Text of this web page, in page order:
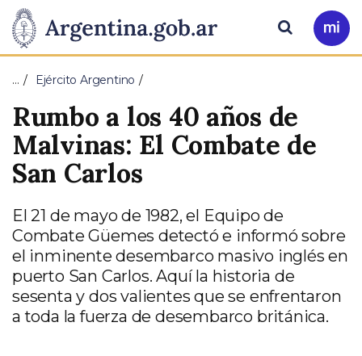
Presidencia
de
la
Nación
Pasar al contenido principal
Ir
a
Buscar
… Ejército Argentino
Rumbo a los 40 años de
Malvinas: El Combate de
San Carlos
El 21 de mayo de 1982, el Equipo de
Combate Güemes detectó e informó sobre
el inminente desembarco masivo inglés en
puerto San Carlos. Aquí la historia de
sesenta y dos valientes que se enfrentaron
a toda la fuerza de desembarco británica.